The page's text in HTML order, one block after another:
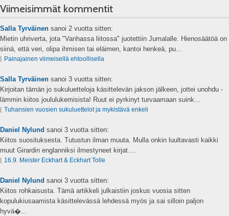
Viimeisimmät kommentit
Salla Tyrväinen sanoi 2 vuotta sitten:
Mietin uhriverta, jota "Vanhassa liitossa" juotettiin Jumalalle. Hienosäätöä on
siinä, että veri, olipa ihmisen tai eläimen, kantoi henkeä, pu...
Painajainen viimeisellä ehtoollisella
Salla Tyrväinen sanoi 3 vuotta sitten:
Kirjoitan tämän jo sukuluetteloja käsittelevän jakson jälkeen, jottei unohdu -
lämmin kiitos joululukemisista! Ruut ei pyrkinyt turvaamaan suink...
Tuhansien vuosien sukuluettelot ja mykistävä enkeli
Daniel Nylund sanoi 3 vuotta sitten:
Kiitos suosituksesta. Tutustun ilman muuta. Mulla onkin luultavasti kaikki
muut Girardin englanniksi ilmestyneet kirjat....
16.9. Meister Eckhart & Eckhart Tolle
Daniel Nylund sanoi 3 vuotta sitten:
Kiitos rohkaisusta. Tämä artikkeli julkaistiin joskus vuosia sitten
kopulukiusaamista käsittelevässä lehdessä myös ja sai silloin paljon
hyvä�...